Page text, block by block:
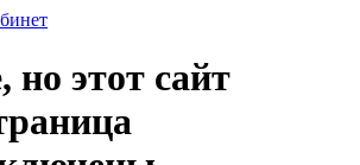
но этот сайт